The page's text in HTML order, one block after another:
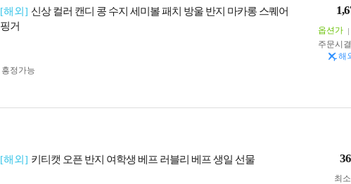
[해외] 신상 컬러 캔디 콩 수지 세미볼 패치 방울 반지 마카롱 스퀘어
핑거
옵션가
주문시
해
흥정가능
[해외] 키티캣 오픈 반지 여학생 베프 러블리 베프 생일 선물
최소